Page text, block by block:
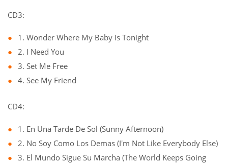
CD3:
1. Wonder Where My Baby Is Tonight
2. I Need You
3. Set Me Free
4. See My Friend
CD4:
1. En Una Tarde De Sol (Sunny Afternoon)
2. No Soy Como Los Demas (I'm Not Like Everybody Else)
3. El Mundo Sigue Su Marcha (The World Keeps Going